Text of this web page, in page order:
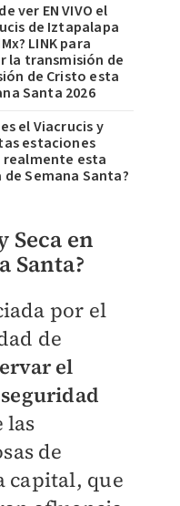
ver EN VIVO el
de Iztapalapa
LINK para
la transmisión de
de Cristo esta
Santa 2026
el Viacrucis y
estaciones
esta
de Semana Santa?
Seca en
Santa?
por el
de
el
las
de
capital, que